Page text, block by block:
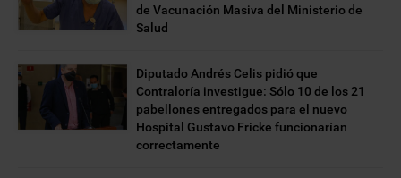
de Vacunación Masiva del Ministerio de
Salud
Diputado Andrés Celis pidió que
Contraloría investigue: Sólo 10 de los 21
pabellones entregados para el nuevo
Hospital Gustavo Fricke funcionarían
correctamente